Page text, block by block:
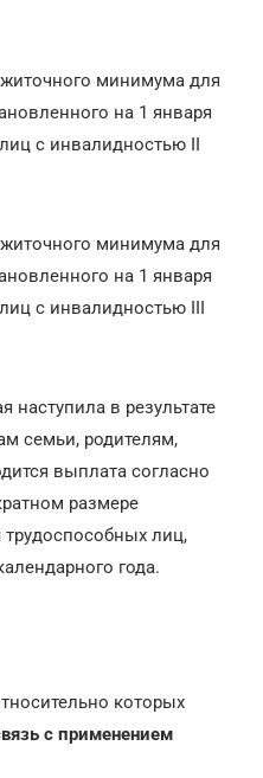
минимума для
на 1 января
с инвалидностью II
минимума для
на 1 января
с инвалидностью III
наступила в результате
семьи, родителям,
выплата согласно
размере
лиц,
года.
которых
с применением